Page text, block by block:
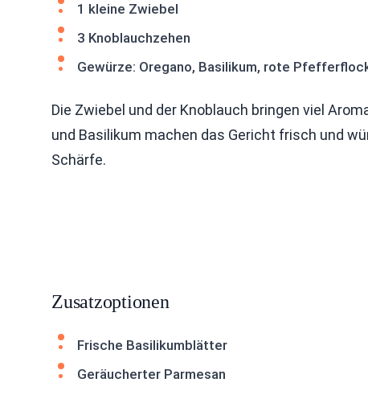
1 kleine Zwiebel
3 Knoblauchzehen
Gewürze: Oregano, Basilikum, rote
Die Zwiebel und der Knoblauch bringen viel
und Basilikum machen das Gericht frisch und
Schärfe.
Zusatzoptionen
Frische Basilikumblätter
Geräucherter Parmesan